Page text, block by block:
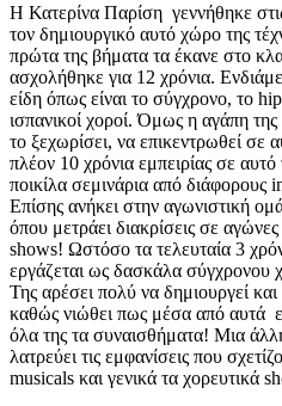
Η Κατερίνα Παρίση γεννήθηκε
τον δημιουργικό αυτό χώρο της
πρώτα της βήματα τα έκανε στο
ασχολήθηκε για 12 χρόνια.
είδη όπως είναι το σύγχρονο, το
ισπανικοί χοροί. Όμως η αγάπη
το ξεχωρίσει, να επικεντρωθεί σε
πλέον 10 χρόνια εμπειρίας σε
ποικίλα σεμινάρια από διάφορους
Επίσης ανήκει στην αγωνιστική
όπου μετράει διακρίσεις σε
shows! Ωστόσο τα τελευταία 3
εργάζεται ως δασκάλα σύγχρονου
Της αρέσει πολύ να δημιουργεί
καθώς νιώθει πως μέσα από αυτά
όλα της τα συναισθήματα! Μια
λατρεύει τις εμφανίσεις που
musicals και γενικά τα χορευτικά